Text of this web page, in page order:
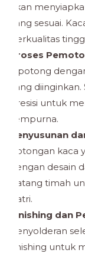
akan
yang sesuai.
berkualitas
Proses
dipotong
yang
presisi untuk
sempurna.
Penyusunan
potongan kaca
dengan desain
batang timah
patri.
Finishing dan
penyolderan
finishing untuk